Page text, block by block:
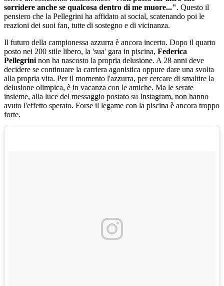
sorridere anche se qualcosa dentro di me muore...". Questo il
pensiero che la Pellegrini ha affidato ai social, scatenando poi le
reazioni dei suoi fan, tutte di sostegno e di vicinanza.
Il futuro della campionessa azzurra è ancora incerto. Dopo il quarto
posto nei 200 stile libero, la 'sua' gara in piscina, Federica
Pellegrini non ha nascosto la propria delusione. A 28 anni deve
decidere se continuare la carriera agonistica oppure dare una svolta
alla propria vita. Per il momento l'azzurra, per cercare di smaltire la
delusione olimpica, è in vacanza con le amiche. Ma le serate
insieme, alla luce del messaggio postato su Instagram, non hanno
avuto l'effetto sperato. Forse il legame con la piscina è ancora troppo
forte.